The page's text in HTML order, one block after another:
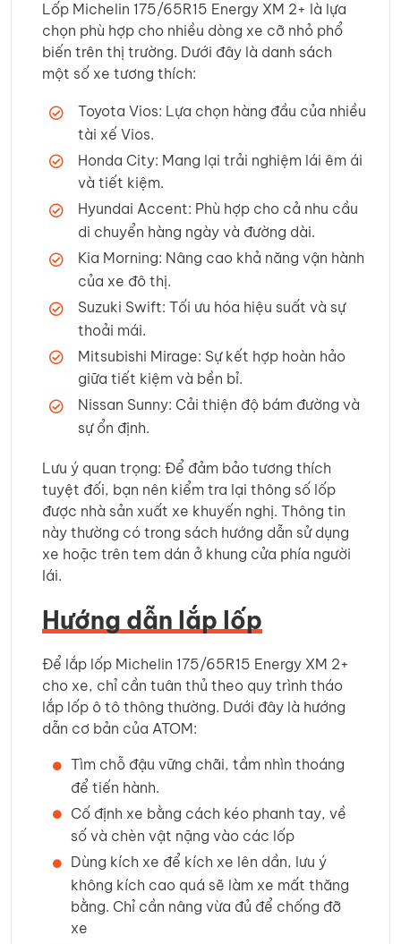
Lốp Michelin 175/65R15 Energy XM 2+ là lựa
chọn phù hợp cho nhiều dòng xe cỡ nhỏ phổ
biến trên thị trường. Dưới đây là danh sách
một số xe tương thích:
Toyota Vios: Lựa chọn hàng đầu của nhiều
tài xế Vios.
Honda City: Mang lại trải nghiệm lái êm ái
và tiết kiệm.
Hyundai Accent: Phù hợp cho cả nhu cầu
di chuyển hàng ngày và đường dài.
Kia Morning: Nâng cao khả năng vận hành
của xe đô thị.
Suzuki Swift: Tối ưu hóa hiệu suất và sự
thoải mái.
Mitsubishi Mirage: Sự kết hợp hoàn hảo
giữa tiết kiệm và bền bỉ.
Nissan Sunny: Cải thiện độ bám đường và
sự ổn định.
Lưu ý quan trọng: Để đảm bảo tương thích
tuyệt đối, bạn nên kiểm tra lại thông số lốp
được nhà sản xuất xe khuyến nghị. Thông tin
này thường có trong sách hướng dẫn sử dụng
xe hoặc trên tem dán ở khung cửa phía người
lái.
Hướng dẫn lắp lốp
Để lắp lốp Michelin 175/65R15 Energy XM 2+
cho xe, chỉ cần tuân thủ theo quy trình tháo
lắp lốp ô tô thông thường. Dưới đây là hướng
dẫn cơ bản của ATOM:
Tìm chỗ đậu vững chãi, tầm nhìn thoáng
để tiến hành.
Cố định xe bằng cách kéo phanh tay, về
số và chèn vật nặng vào các lốp
Dùng kích xe để kích xe lên dần, lưu ý
không kích cao quá sẽ làm xe mất thăng
bằng. Chỉ cần nâng vừa đủ để chống đỡ
xe